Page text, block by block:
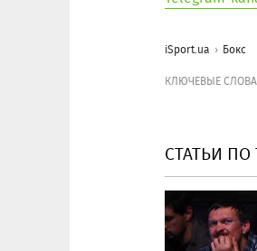
iSport.ua Бокс
КЛЮЧЕВЫЕ
СТАТЬИ ПО